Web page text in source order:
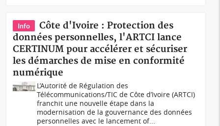
Info
Côte d'Ivoire : Protection des
données personnelles, l'ARTCI lance
CERTINUM pour accélérer et sécuriser
les démarches de mise en conformité
numérique
L’Autorité de Régulation des
Télécommunications/TIC de Côte d’Ivoire (ARTCI)
franchit une nouvelle étape dans la
modernisation de la gouvernance des données
personnelles avec le lancement of...